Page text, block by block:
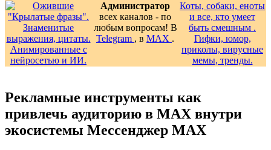
Администратор
всех каналов - по
любым вопросам! В
Telegram , в MAX .
Рекламные инструменты как
привлечь аудиторию в MAX внутри
экосистемы Мессенджер MAX